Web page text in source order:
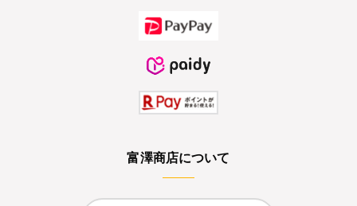
富澤商店について